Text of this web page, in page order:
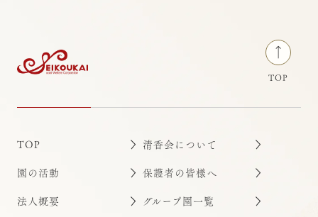
TOP
TOP 清香会について
園の活動 保護者の皆様へ
法人概要 グループ園一覧